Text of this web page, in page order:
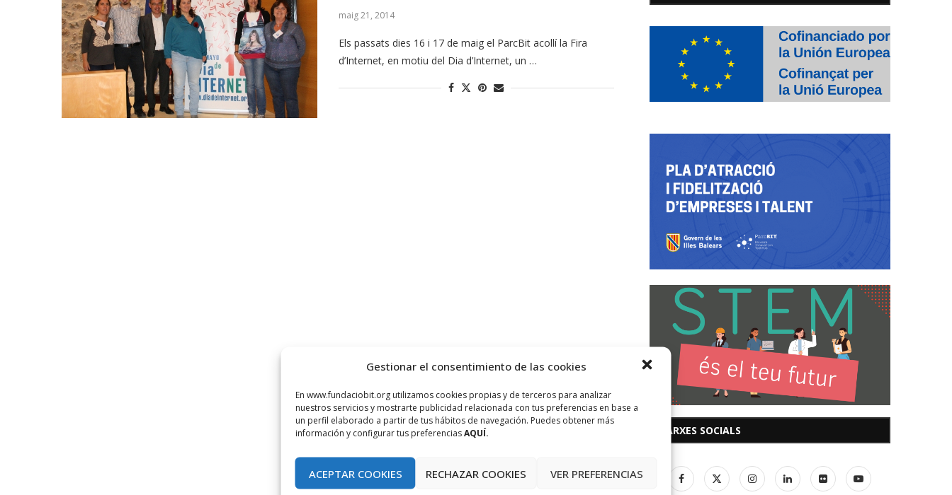
Gestionar el consentimiento de las cookies
En www.fundaciobit.org utilizamos cookies propias y de terceros para analizar
nuestros servicios y mostrarte publicidad relacionada con tus preferencias en base a
un perfil elaborado a partir de tus hábitos de navegación. Puedes obtener más
información y configurar tus preferenciasAQUÍ.
ACEPTAR COOKIES RECHAZAR COOKIES VER PREFERENCIAS
maig 21, 2014
Els passats dies 16 i 17 de maig el ParcBit acollí la Fira
d’Internet, en motiu del Dia d’Internet, un …
XARXES SOCIALS